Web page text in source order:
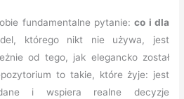
fundamentalne pytanie:co i dla
którego nikt nie używa, jest
od tego, jak elegancko został
to takie, które żyje: jest
i wspiera realne decyzje